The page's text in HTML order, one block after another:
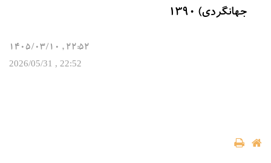
جهانگردی) 1390
22:52 , 1405/03/10
22:52 , 2026/05/31